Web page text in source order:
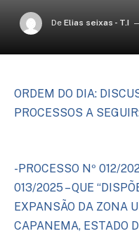
De Elias seixas - T.I
ORDEM DO DIA:
PROCESSOS A
-PROCESSO Nº 012/
013/2025 – QUE
EXPANSÃO DA ZONA
CAPANEMA, ESTADO